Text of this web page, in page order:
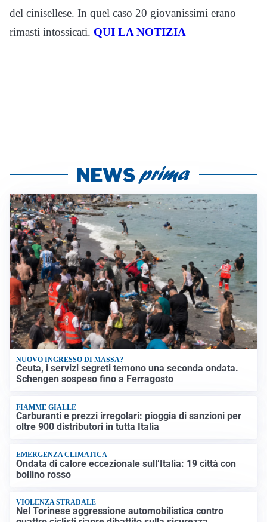
del cinisellese. In quel caso 20 giovanissimi erano
rimasti intossicati. QUI LA NOTIZIA
NUOVO INGRESSO DI MASSA?
Ceuta, i servizi segreti temono una seconda ondata.
Schengen sospeso fino a Ferragosto
FIAMME GIALLE
Carburanti e prezzi irregolari: pioggia di sanzioni per
oltre 900 distributori in tutta Italia
EMERGENZA CLIMATICA
Ondata di calore eccezionale sull’Italia: 19 città con
bollino rosso
VIOLENZA STRADALE
Nel Torinese aggressione automobilistica contro